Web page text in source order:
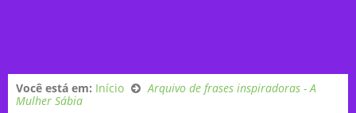
Você está em: Início
Arquivo de frases inspiradoras - A
Mulher Sábia